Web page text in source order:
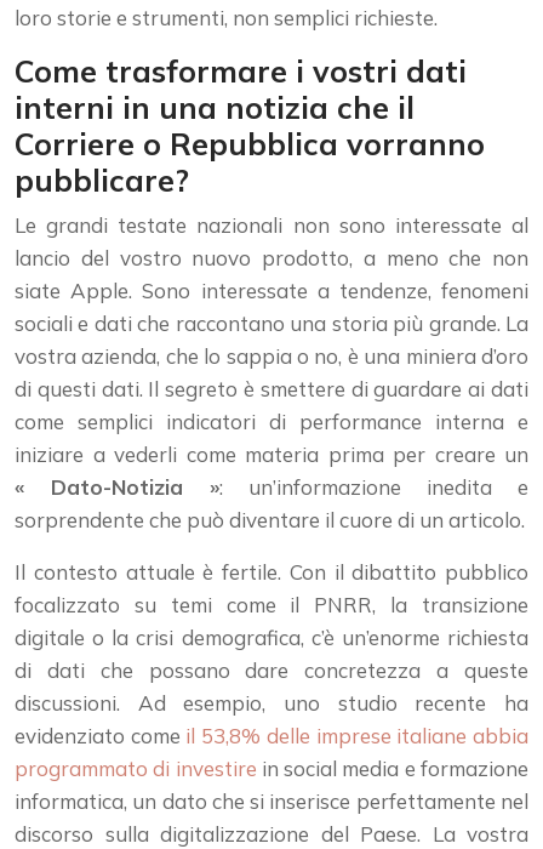
loro storie e strumenti, non semplici richieste.
Come trasformare i vostri dati
interni in una notizia che il
Corriere o Repubblica vorranno
pubblicare?
Le grandi testate nazionali non sono interessate al
lancio del vostro nuovo prodotto, a meno che non
siate Apple. Sono interessate a tendenze, fenomeni
sociali e dati che raccontano una storia più grande. La
vostra azienda, che lo sappia o no, è una miniera d’oro
di questi dati. Il segreto è smettere di guardare ai dati
come semplici indicatori di performance interna e
iniziare a vederli come materia prima per creare un
« Dato-Notizia »: un’informazione inedita e
sorprendente che può diventare il cuore di un articolo.
Il contesto attuale è fertile. Con il dibattito pubblico
focalizzato su temi come il PNRR, la transizione
digitale o la crisi demografica, c’è un’enorme richiesta
di dati che possano dare concretezza a queste
discussioni. Ad esempio, uno studio recente ha
evidenziato come il 53,8% delle imprese italiane abbia
programmato di investire in social media e formazione
informatica, un dato che si inserisce perfettamente nel
discorso sulla digitalizzazione del Paese. La vostra